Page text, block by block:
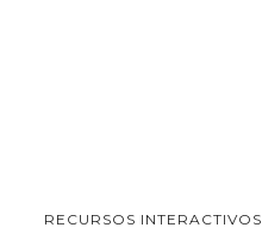
RECURSOS INTERACTIVOS